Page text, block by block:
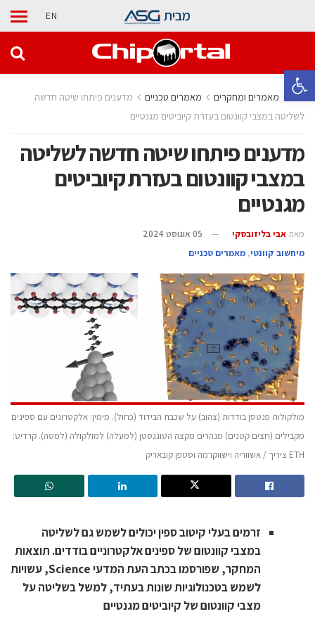
פתח סרגל נגישות
מבית EN
בית מאמרים ומחקרים מאמרים טכניים
מדענים פיתחו שיטה חדשה
לשליטה במצבי קוונטום בעזרת קיוביטים מגנטיים
מדענים פיתחו שיטה חדשה לשליטה
במצבי קוונטום בעזרת קיוביטים
מגנטיים
מאת אבי בליזובסקי
05 אוגוסט 2024
מיחשוב קוונטי, מאמרים טכניים
מולקולות פנטסן בודדות (צהוב) על שכבת הבידוד (כחול). מימין: אלקטרונים עם ספינים
מקבילים (חצים קטנים) מנהרים מקצה הטונגסטן (למעלה) למולקולה (למטה). קרדיט:
ETH ציריך / אשווריה וישווקרמה וסטפן קובאריק
זרמים בעלי קיטוב ספין יכולים לשמש גם לשליטה
במצבי קוונטום של ספינים אלקטרוניים בודדים. תוצאות
המחקר, שפורסמו בכתב העת המדעי Science, עשויות
לשמש בטכנולוגיות שונות בעתיד, למשל בשליטה על
מצבי קוונטום של קיוביטים מגנטיים